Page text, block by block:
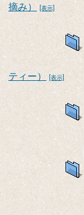
摘み） [表示]
ティー） [表示]